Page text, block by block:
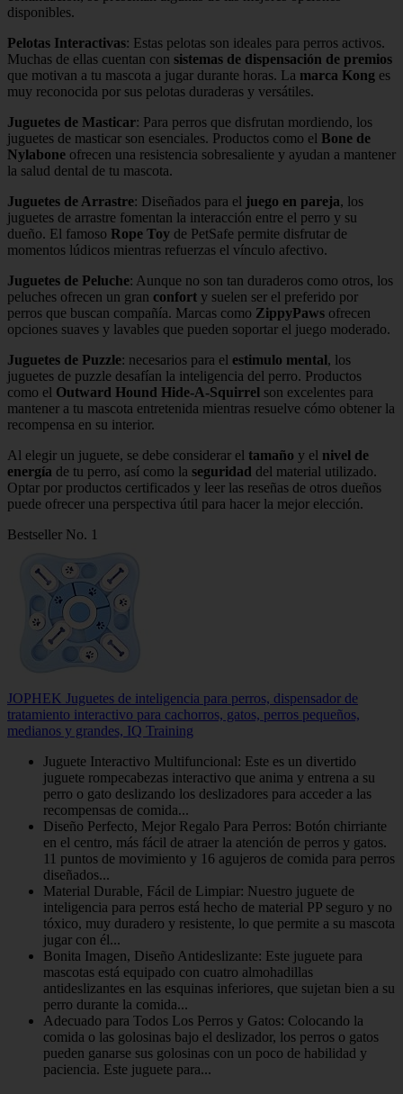
disponibles.
Pelotas Interactivas: Estas pelotas son ideales para perros activos.
Muchas de ellas cuentan con sistemas de dispensación de premios
que motivan a tu mascota a jugar durante horas. La marca Kong es
muy reconocida por sus pelotas duraderas y versátiles.
Juguetes de Masticar: Para perros que disfrutan mordiendo, los
juguetes de masticar son esenciales. Productos como el Bone de
Nylabone ofrecen una resistencia sobresaliente y ayudan a mantener
la salud dental de tu mascota.
Juguetes de Arrastre: Diseñados para el juego en pareja, los
juguetes de arrastre fomentan la interacción entre el perro y su
dueño. El famoso Rope Toy de PetSafe permite disfrutar de
momentos lúdicos mientras refuerzas el vínculo afectivo.
Juguetes de Peluche: Aunque no son tan duraderos como otros, los
peluches ofrecen un gran confort y suelen ser el preferido por
perros que buscan compañía. Marcas como ZippyPaws ofrecen
opciones suaves y lavables que pueden soportar el juego moderado.
Juguetes de Puzzle: necesarios para el estimulo mental, los
juguetes de puzzle desafían la inteligencia del perro. Productos
como el Outward Hound Hide-A-Squirrel son excelentes para
mantener a tu mascota entretenida mientras resuelve cómo obtener la
recompensa en su interior.
Al elegir un juguete, se debe considerar el tamaño y el nivel de
energía de tu perro, así como la seguridad del material utilizado.
Optar por productos certificados y leer las reseñas de otros dueños
puede ofrecer una perspectiva útil para hacer la mejor elección.
Bestseller No. 1
JOPHEK Juguetes de inteligencia para perros, dispensador de
tratamiento interactivo para cachorros, gatos, perros pequeños,
medianos y grandes, IQ Training
Juguete Interactivo Multifuncional: Este es un divertido
juguete rompecabezas interactivo que anima y entrena a su
perro o gato deslizando los deslizadores para acceder a las
recompensas de comida...
Diseño Perfecto, Mejor Regalo Para Perros: Botón chirriante
en el centro, más fácil de atraer la atención de perros y gatos.
11 puntos de movimiento y 16 agujeros de comida para perros
diseñados...
Material Durable, Fácil de Limpiar: Nuestro juguete de
inteligencia para perros está hecho de material PP seguro y no
tóxico, muy duradero y resistente, lo que permite a su mascota
jugar con él...
Bonita Imagen, Diseño Antideslizante: Este juguete para
mascotas está equipado con cuatro almohadillas
antideslizantes en las esquinas inferiores, que sujetan bien a su
perro durante la comida...
Adecuado para Todos Los Perros y Gatos: Colocando la
comida o las golosinas bajo el deslizador, los perros o gatos
pueden ganarse sus golosinas con un poco de habilidad y
paciencia. Este juguete para...